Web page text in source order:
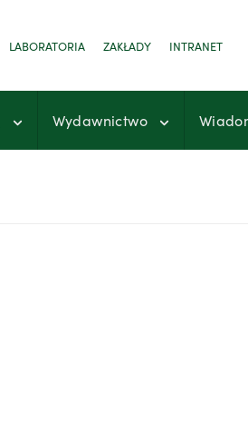
LABORATORIA ZAKŁADY INTRANET
Wydawnictwo